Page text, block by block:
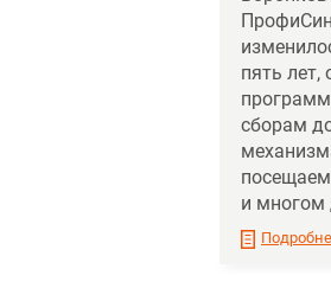
пять лет,
сборам
и многом